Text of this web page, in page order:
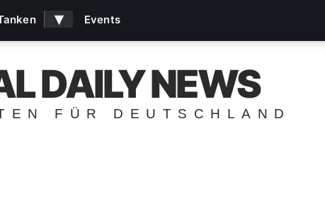
DAILY NEWS
FÜR DEUTSCHLAND
▾ Events